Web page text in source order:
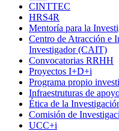
CINTTEC
HRS4R
Mentoría para la
Centro de Atracción e
Investigador (CAIT)
Convocatorias RRHH
Proyectos I+D+i
Programa propio
Infraestruturas de
Ética de la
Comisión de
UCC+i